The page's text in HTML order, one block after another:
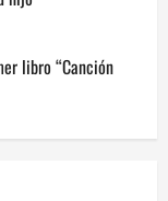
libro “Canción